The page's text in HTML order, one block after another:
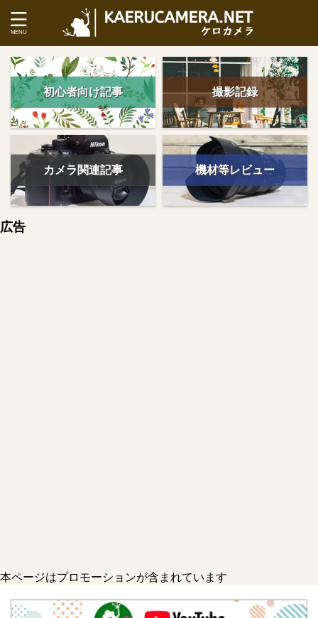
初心者向け記事 撮影記録
カメラ関連記事 機材等レビュー
広告
本ページはプロモーションが含まれています